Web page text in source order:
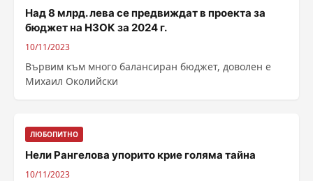
Над 8 млрд. лева се предвиждат в проекта за
бюджет на НЗОК за 2024 г.
10/11/2023
Вървим към много балансиран бюджет, доволен е
Михаил Околийски
ЛЮБОПИТНО
Нели Рангелова упорито крие голяма тайна
10/11/2023